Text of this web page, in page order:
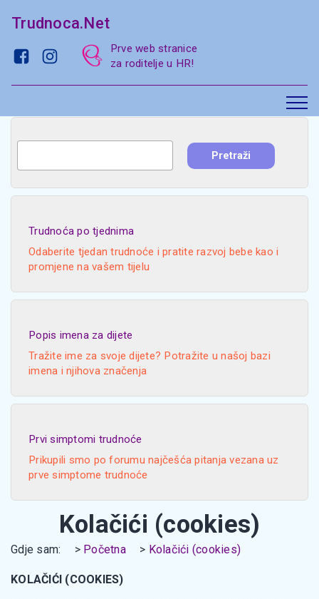
Trudnoca.Net
Prve web stranice
za roditelje u HR!
Trudnoća po tjednima
Odaberite tjedan trudnoće i pratite razvoj bebe kao i
promjene na vašem tijelu
Popis imena za dijete
Tražite ime za svoje dijete? Potražite u našoj bazi
imena i njihova značenja
Prvi simptomi trudnoće
Prikupili smo po forumu najčešća pitanja vezana uz
prve simptome trudnoće
Kolačići (cookies)
Gdje sam: Početna Kolačići (cookies)
KOLAČIĆI (COOKIES)